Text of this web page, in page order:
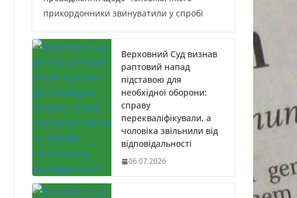
прикордонники звинуватили у спробі
Верховний Суд визнав
раптовий напад
підставою для
необхідної оборони:
справу
перекваліфікували, а
чоловіка звільнили від
відповідальності
06.07.2026